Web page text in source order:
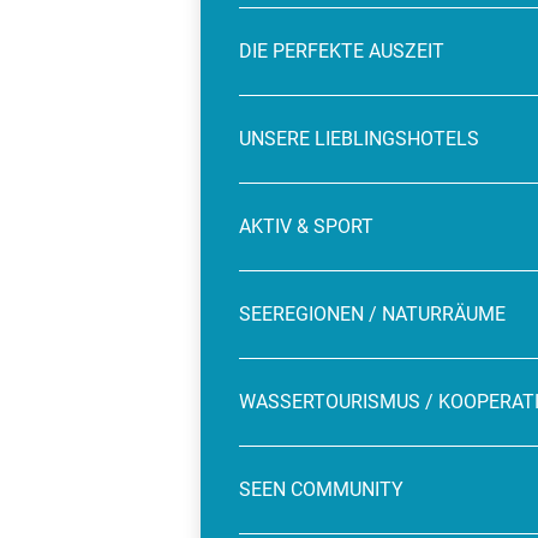
DIE PERFEKTE AUSZEIT
UNSERE LIEBLINGSHOTELS
AKTIV & SPORT
SEEREGIONEN / NATURRÄUME
WASSERTOURISMUS /
SEEN COMMUNITY